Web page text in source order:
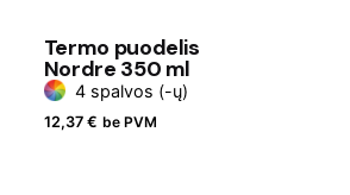
Termo puodelis
Nordre 350 ml
4 spalvos (-ų)
12,37 € be PVM